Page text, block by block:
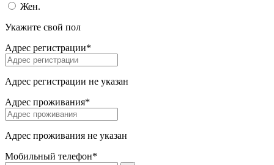
Жен.
Укажите свой пол
Адрес регистрации*
Адрес регистрации не указан
Адрес проживания*
Адрес проживания не указан
Мобильный телефон*